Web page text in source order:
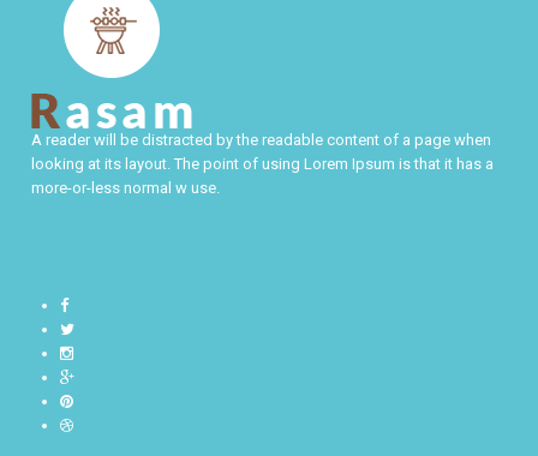
A reader will be distracted by the readable content of a page when
looking at its layout. The point of using Lorem Ipsum is that it has a
more-or-less normal w use.